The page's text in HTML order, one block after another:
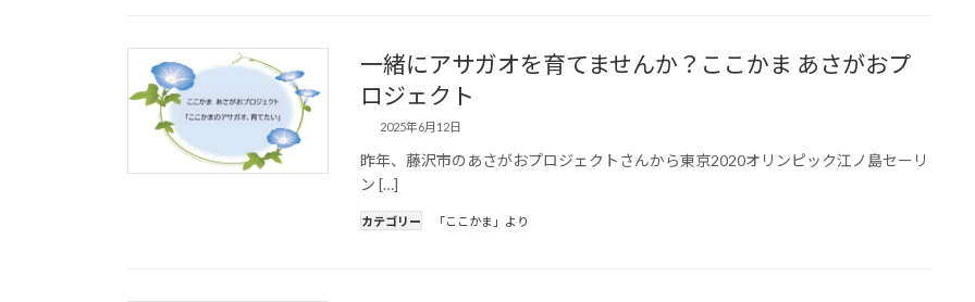
一緒にアサガオを育てませんか？ここかま あさがおプ
ロジェクト
2025年6月12日
昨年、藤沢市のあさがおプロジェクトさんから東京2020オリンピック江ノ島セーリ
ン […]
カテゴリー 「ここかま」より